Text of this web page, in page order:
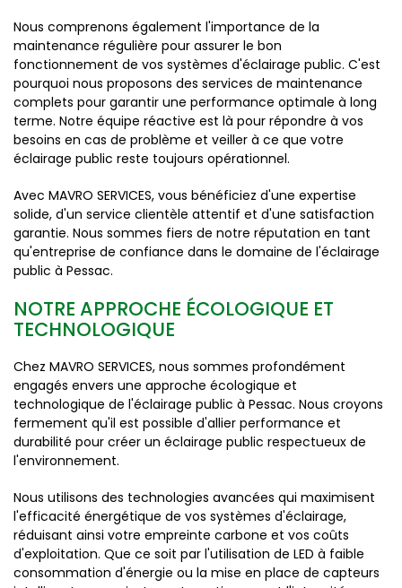
Nous comprenons également l'importance de la
maintenance régulière pour assurer le bon
fonctionnement de vos systèmes d'éclairage public. C'est
pourquoi nous proposons des services de maintenance
complets pour garantir une performance optimale à long
terme. Notre équipe réactive est là pour répondre à vos
besoins en cas de problème et veiller à ce que votre
éclairage public reste toujours opérationnel.
Avec MAVRO SERVICES, vous bénéficiez d'une expertise
solide, d'un service clientèle attentif et d'une satisfaction
garantie. Nous sommes fiers de notre réputation en tant
qu'entreprise de confiance dans le domaine de l'éclairage
public à Pessac.
NOTRE APPROCHE ÉCOLOGIQUE ET
TECHNOLOGIQUE
Chez MAVRO SERVICES, nous sommes profondément
engagés envers une approche écologique et
technologique de l'éclairage public à Pessac. Nous croyons
fermement qu'il est possible d'allier performance et
durabilité pour créer un éclairage public respectueux de
l'environnement.
Nous utilisons des technologies avancées qui maximisent
l'efficacité énergétique de vos systèmes d'éclairage,
réduisant ainsi votre empreinte carbone et vos coûts
d'exploitation. Que ce soit par l'utilisation de LED à faible
consommation d'énergie ou la mise en place de capteurs